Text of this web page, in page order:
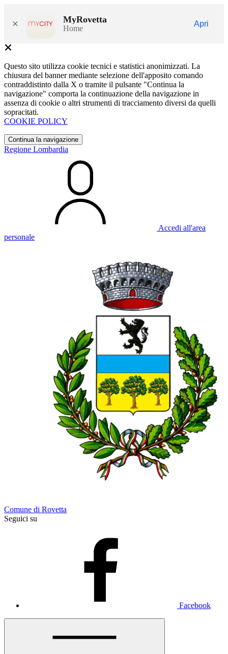
× MyRovetta
Home
Apri
Questo sito utilizza cookie tecnici e statistici anonimizzati. La
chiusura del banner mediante selezione dell'apposito comando
contraddistinto dalla X o tramite il pulsante "Continua la
navigazione" comporta la continuazione della navigazione in
assenza di cookie o altri strumenti di tracciamento diversi da quelli
sopracitati.
COOKIE POLICY
Continua la navigazione
Regione Lombardia
Accedi all'area
personale
Comune di Rovetta
Seguici su
Facebook